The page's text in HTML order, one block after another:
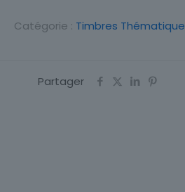
Catégorie : Timbres Thématique
Partager